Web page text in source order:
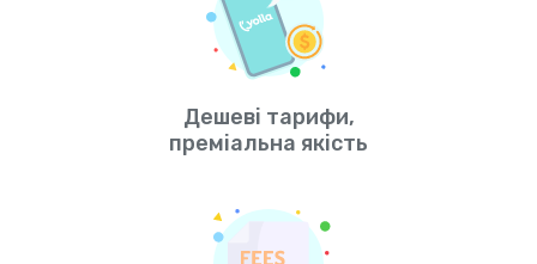
Дешеві тарифи,
преміальна якість